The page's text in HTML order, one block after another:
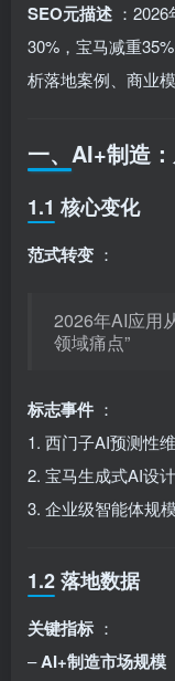
SEO元描述 ：
30%，宝马减重
析落地案例、商业
一、AI+制造
1.1 核心变化
范式转变 ：
2026年AI应用
领域痛点”
标志事件 ：
1. 西门子AI预测性
2. 宝马生成式AI设
3. 企业级智能体规
1.2 落地数据
关键指标 ：
–AI+制造市场规模